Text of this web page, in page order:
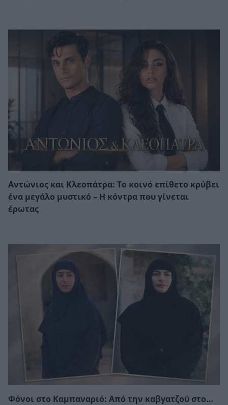
Αντώνιος και Κλεοπάτρα: Το κοινό επίθετο κρύβει
ένα μεγάλο μυστικό – Η κόντρα που γίνεται
έρωτας
Φόνοι στο Καμπαναριό: Από την καβγατζού στο…